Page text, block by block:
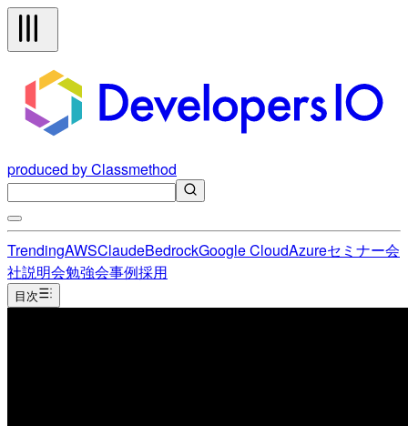
produced by Classmethod
TrendingAWSClaudeBedrockGoogle CloudAzureセミナー会
社説明会勉強会事例採用
目次